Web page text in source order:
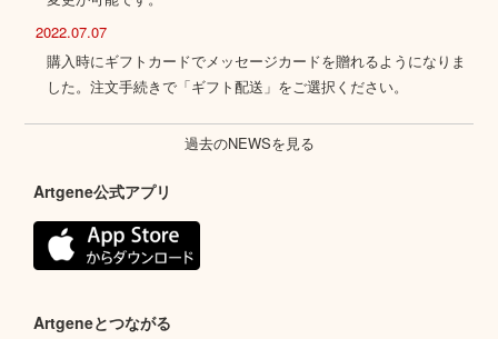
2022.07.07
購入時にギフトカードでメッセージカードを贈れるようになりま
した。注文手続きで「ギフト配送」をご選択ください。
過去のNEWSを見る
Artgene公式アプリ
Artgeneとつながる